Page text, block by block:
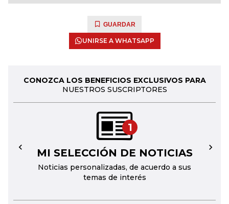
GUARDAR
UNIRSE A WHATSAPP
CONOZCA LOS BENEFICIOS EXCLUSIVOS PARA
NUESTROS SUSCRIPTORES
1
MI SELECCIÓN DE NOTICIAS
Noticias personalizadas, de acuerdo a sus
temas de interés
← →